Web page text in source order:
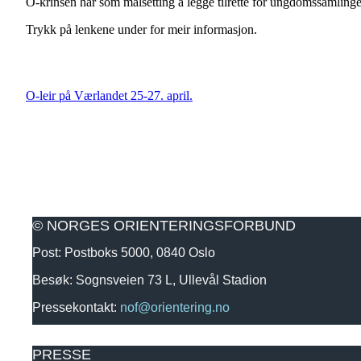
Trykk på lenkene under for meir informasjon.
O-leir på Værlandet 25-27. april.
© NORGES ORIENTERINGSFORBUND
Post: Postboks 5000, 0840 Oslo
Besøk: Sognsveien 73 L, Ullevål Stadion
Pressekontakt: nof@orientering.no
PRESSE